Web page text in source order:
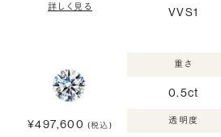
詳しく見る VVS1
¥497,600 (税込)
重さ
0.5ct
透明度